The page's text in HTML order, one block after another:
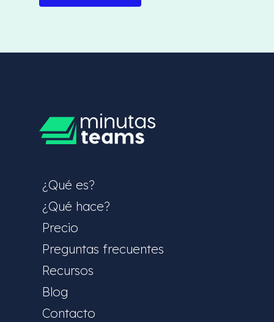
¿Qué es?
¿Qué hace?
Precio
Preguntas frecuentes
Recursos
Blog
Contacto